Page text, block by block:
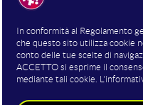
In un mondo social che
possibile valorizzare
turistica? Nadia
Viaggio, uno dei